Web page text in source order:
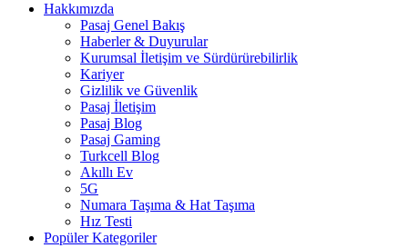
Hakkımızda
Pasaj Genel Bakış
Haberler & Duyurular
Kurumsal İletişim ve Sürdürürebilirlik
Kariyer
Gizlilik ve Güvenlik
Pasaj İletişim
Pasaj Blog
Pasaj Gaming
Turkcell Blog
Akıllı Ev
5G
Numara Taşıma & Hat Taşıma
Hız Testi
Popüler Kategoriler